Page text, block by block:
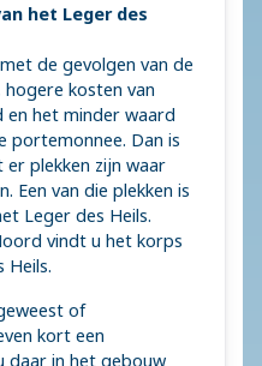
het Leger des
de gevolgen van de
kosten van
en het minder waard
portemonnee. Dan is
plekken zijn waar
Een van die plekken is
Leger des Heils.
vindt u het korps
Heils.
of
kort een
daar in het gebouw